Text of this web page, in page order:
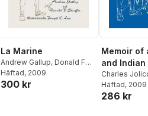
La Marine
Andrew Gallup, Donald F
Shaffer
Häftad, 2009
300 kr
Memoir of
and Indian
[By]
Bonin
Charles
C,Andrew
Häftad, 2009
286 kr